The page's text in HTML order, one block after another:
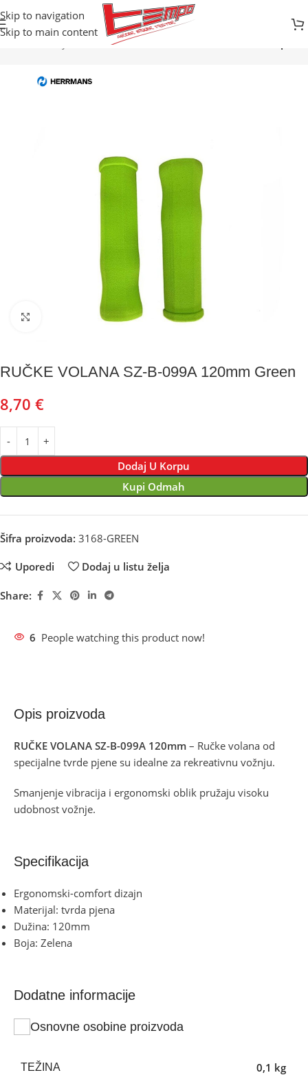
Skip to navigation
Skip to main content
Djelovi za bicikle
Kliknite za uvećanje
RUČKE VOLANA SZ-B-099A 120mm Green
8,70 €
Dodaj U Korpu
Kupi Odmah
Šifra proizvoda: 3168-GREEN
Uporedi Dodaj u listu želja
Share:
6 People watching this product now!
Opis proizvoda
RUČKE VOLANA SZ-B-099A 120mm – Ručke volana od
specijalne tvrde pjene su idealne za rekreativnu vožnju.
Smanjenje vibracija i ergonomski oblik pružaju visoku
udobnost vožnje.
Specifikacija
Ergonomski-comfort dizajn
Materijal: tvrda pjena
Dužina: 120mm
Boja: Zelena
Dodatne informacije
Osnovne osobine proizvoda
TEŽINA 0,1 kg